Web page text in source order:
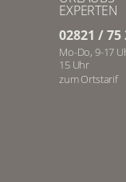
EXPERTEN
02821 / 75
Mo-Do, 9-17
15 Uhr
zum Ortstarif